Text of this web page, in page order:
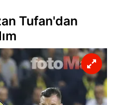
Tufan'dan